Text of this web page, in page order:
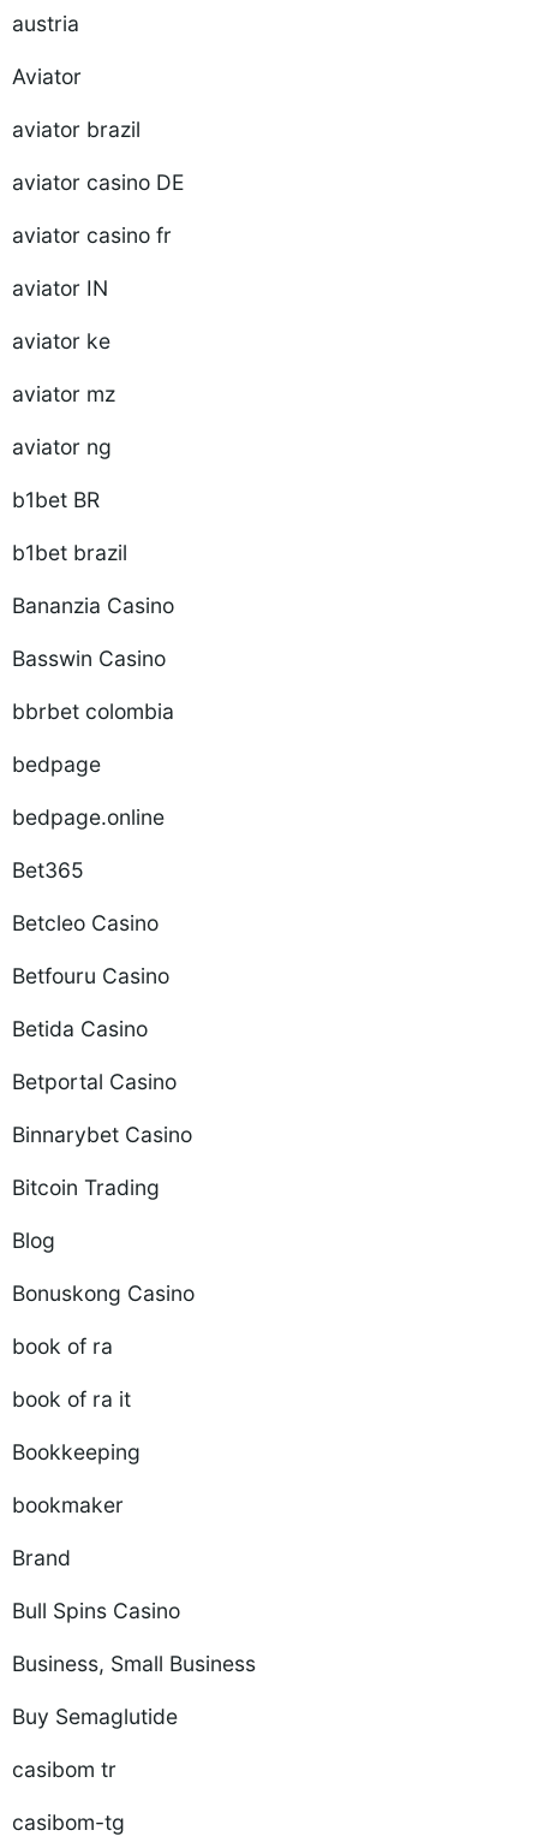
austria
Aviator
aviator brazil
aviator casino DE
aviator casino fr
aviator IN
aviator ke
aviator mz
aviator ng
b1bet BR
b1bet brazil
Bananzia Casino
Basswin Casino
bbrbet colombia
bedpage
bedpage.online
Bet365
Betcleo Casino
Betfouru Casino
Betida Casino
Betportal Casino
Binnarybet Casino
Bitcoin Trading
Blog
Bonuskong Casino
book of ra
book of ra it
Bookkeeping
bookmaker
Brand
Bull Spins Casino
Business, Small Business
Buy Semaglutide
casibom tr
casibom-tg